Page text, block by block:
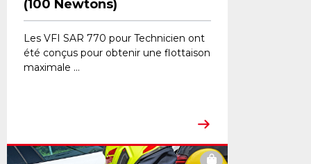
(100 Newtons)
Les VFI SAR 770 pour Technicien ont
été conçus pour obtenir une flottaison
maximale ...